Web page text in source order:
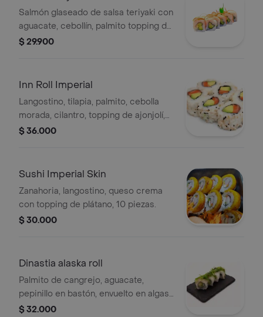
Salmón glaseado de salsa teriyaki con
aguacate, cebollín, palmito topping de
dinamita y ajonjolí, 10 piezas.
$ 29.900
Inn Roll Imperial
Langostino, tilapia, palmito, cebolla
morada, cilantro, topping de ajonjolí,
10 piezas.
$ 36.000
Sushi Imperial Skin
Zanahoria, langostino, queso crema
con topping de plátano, 10 piezas.
$ 30.000
Dinastia alaska roll
Palmito de cangrejo, aguacate,
pepinillo en bastón, envuelto en algas,
10 piezas.
$ 32.000